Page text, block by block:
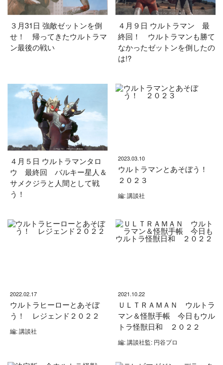
３月31日 強敵ゼットンを倒
せ！ 帰ってきたウルトラマ
ン最後の戦い
４月９日 ウルトラマン 最
終回！ ウルトラマンも勝て
なかったゼットンを倒したの
は!?
４月５日 ウルトラマンタロ
ウ 最終回 バルキー星人＆
サメクジラと人間として戦
う！
2023.03.10
ウルトラマンとあそぼう！
２０２３
編: 講談社
2022.02.17
ウルトラヒーローとあそぼ
う！ レジェンド２０２２
編: 講談社
2021.10.22
ＵＬＴＲＡＭＡＮ ウルトラ
マン＆怪獣手帳 今日もウル
トラ怪獣日和 ２０２２
編: 講談社監: 円谷プロ